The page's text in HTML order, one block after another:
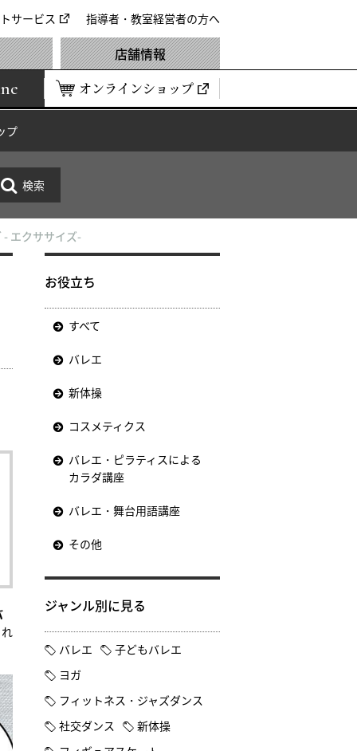
サービス 指導者・教室経営者の方へ
オンラインショップ
店舗情報
プ
エクササイズ-
お役立ち
すべて
バレエ
新体操
コスメティクス
バレエ・ピラティスによる
カラダ講座
バレエ・舞台用語講座
その他
ジャンル別に見る
バレエ
子どもバレエ
ヨガ
フィットネス・ジャズダンス
社交ダンス
新体操